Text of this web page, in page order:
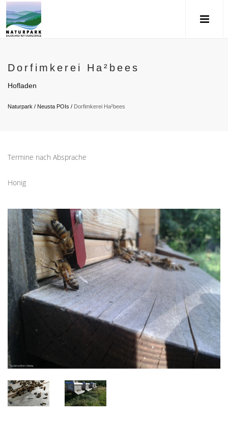
Dorfimkerei Ha²bees
Hofladen
Naturpark / Neusta POIs / Dorfimkerei Ha²bees
Termine nach Absprache
Honig